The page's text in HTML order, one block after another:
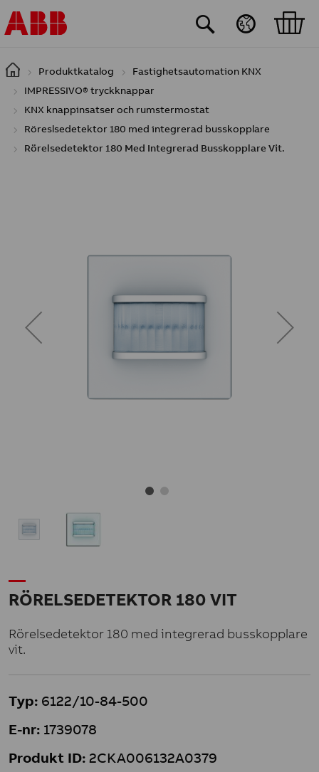
Hoppa till huvudinnehåll
Produktkatalog
Fastighetsautomation KNX
IMPRESSIVO® tryckknappar
KNX knappinsatser och rumstermostat
Röreslsedetektor 180 med integrerad busskopplare
Rörelsedetektor 180 Med Integrerad Busskopplare Vit.
RÖRELSEDETEKTOR 180 VIT
Rörelsedetektor 180 med integrerad busskopplare
vit.
Typ: 6122/10-84-500
E-nr: 1739078
Produkt ID: 2CKA006132A0379